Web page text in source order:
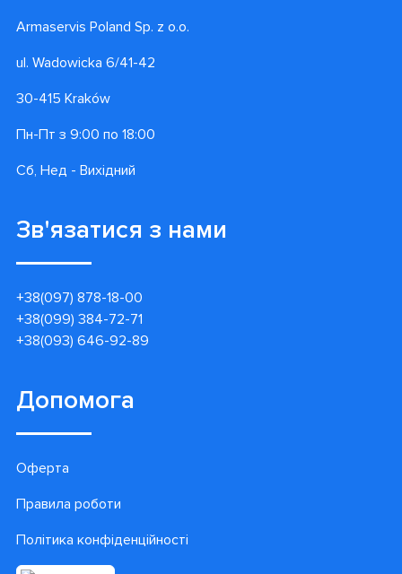
Armaservis Poland Sp. z o.o.
ul. Wadowicka 6/41-42
30-415 Kraków
Пн-Пт з 9:00 по 18:00
Сб, Нед - Вихідний
Зв'язатися з нами
+38(097) 878-18-00
+38(099) 384-72-71
+38(093) 646-92-89
Допомога
Оферта
Правила роботи
Політика конфіденційності